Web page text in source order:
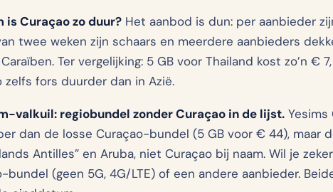
is Curaçao zo duur? Het aanbod is dun: per aanbieder
twee weken zijn schaars en meerdere aanbieders
Ter vergelijking: 5 GB voor Thailand kost zo’n €
zelfs fors duurder dan in Azië.
valkuil: regiobundel zonder Curaçao in de lijst.
dan de losse Curaçao-bundel (5 GB voor € 44), maar
Antilles” en Aruba, niet Curaçao bij naam. Wil je
bundel (geen 5G, 4G/LTE) of een andere aanbieder.